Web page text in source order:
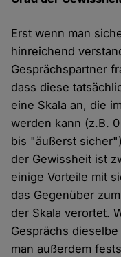
Erst wenn man
hinreichend
Gesprächspartner
dass diese
eine Skala an, die
werden kann (z.B.
bis "äußerst
der Gewissheit ist
einige Vorteile mit
das Gegenüber
der Skala verortet.
Gesprächs
man außerdem